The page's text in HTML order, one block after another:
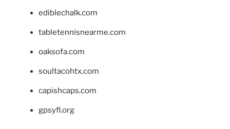
ediblechalk.com
tabletennisnearme.com
oaksofa.com
soultacohtx.com
capishcaps.com
gpsyfl.org